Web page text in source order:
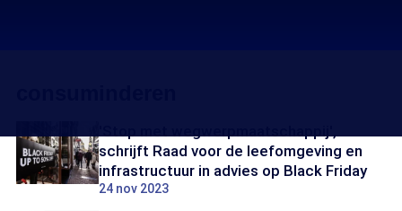
schrijft Raad voor de leefomgeving en
infrastructuur in advies op Black Friday
24 nov 2023